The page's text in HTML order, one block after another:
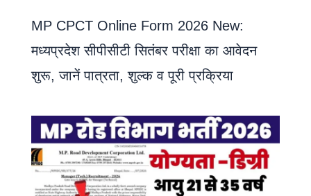
MP CPCT Online Form 2026 New:
मध्यप्रदेश सीपीसीटी सितंबर परीक्षा का आवेदन
शुरू, जानें पात्रता, शुल्क व पूरी प्रक्रिया